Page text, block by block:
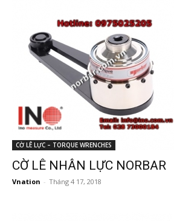
CỜ LÊ LỰC – TORQUE WRENCHES
CỜ LÊ NHÂN LỰC NORBAR
Vnation - Tháng 4 17, 2018